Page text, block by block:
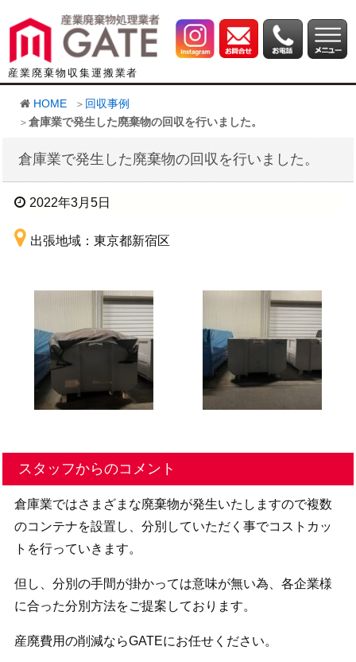
産業廃棄物収集運搬業者
HOME
回収事例
倉庫業で発生した廃棄物の回収を行いました。
倉庫業で発生した廃棄物の回収を行いました。
2022年3月5日
出張地域：東京都新宿区
スタッフからのコメント
倉庫業ではさまざまな廃棄物が発生いたしますので複数
のコンテナを設置し、分別していただく事でコストカッ
トを行っていきます。
但し、分別の手間が掛かっては意味が無い為、各企業様
に合った分別方法をご提案しております。
産廃費用の削減ならGATEにお任せください。